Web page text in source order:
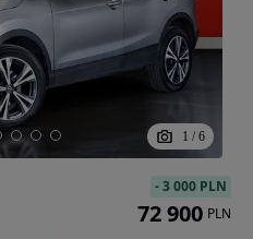
1 / 6
-3 000 PLN
72 900 PLN